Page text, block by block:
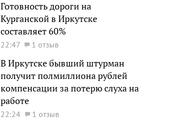
Готовность дороги на
Курганской в Иркутске
составляет 60%
22:47 1 отзыв
В Иркутске бывший штурман
получит полмиллиона рублей
компенсации за потерю слуха на
работе
22:24 1 отзыв